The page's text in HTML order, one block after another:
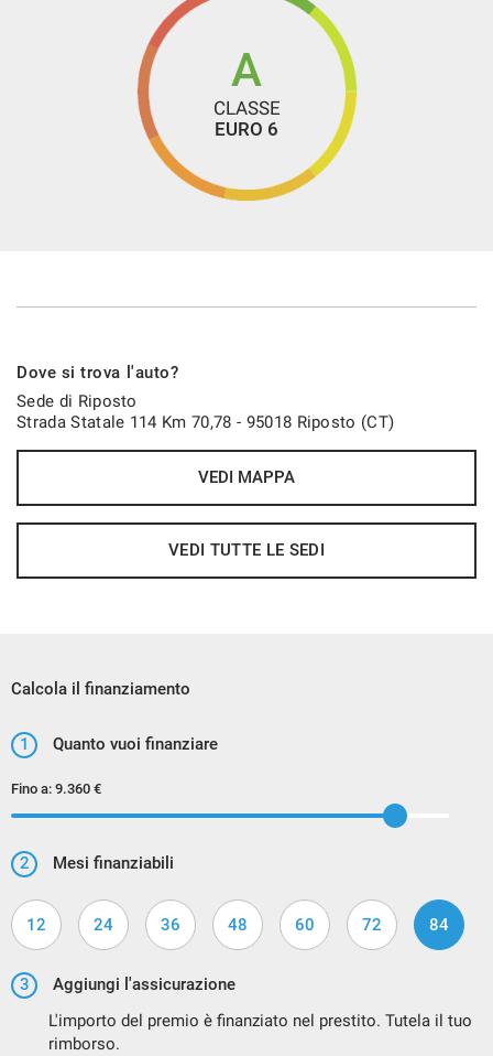
A
CLASSE
EURO 6
Dove si trova l'auto?
Sede di Riposto
Strada Statale 114 Km 70,78 - 95018 Riposto (CT)
VEDI MAPPA
VEDI TUTTE LE SEDI
Calcola il finanziamento
1 Quanto vuoi finanziare
Fino a: 9.360 €
2 Mesi finanziabili
12 24 36 48 60 72 84
3
Aggiungi l'assicurazione
L'importo del premio è finanziato nel prestito. Tutela il tuo
rimborso.